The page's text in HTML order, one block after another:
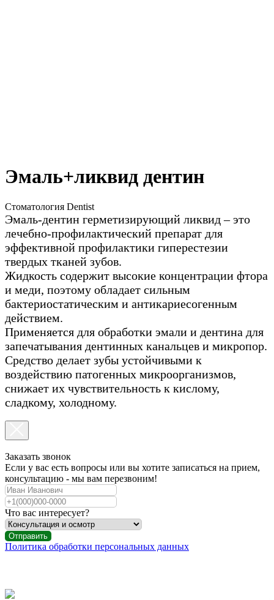
Эмаль+ликвид дентин
Стоматология Dentist
Эмаль-дентин герметизирующий ликвид – это
лечебно-профилактический препарат для
эффективной профилактики гиперестезии
твердых тканей зубов.
Жидкость содержит высокие концентрации фтора
и меди, поэтому обладает сильным
бактериостатическим и антикариесогенным
действием.
Применяется для обработки эмали и дентина для
запечатывания дентинных канальцев и микропор.
Средство делает зубы устойчивыми к
воздействию патогенных микроорганизмов,
снижает их чувствительность к кислому,
сладкому, холодному.
Заказать звонок
Если у вас есть вопросы или вы хотите записаться на прием,
консультацию - мы вам перезвоним!
Что вас интересует?
Отправить
Политика обработки персональных данных